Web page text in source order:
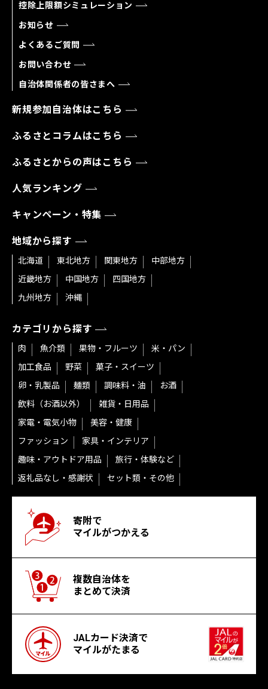
控除上限額シミュレーション
お知らせ
よくあるご質問
お問い合わせ
自治体関係者の皆さまへ
新規参加自治体はこちら
ふるさとコラムはこちら
ふるさとからの声はこちら
人気ランキング
キャンペーン・特集
地域から探す
北海道 東北地方 関東地方
中部地方
近畿地方
中国地方
四国地方
九州地方
沖縄
カテゴリから探す
肉 魚介類 果物・フルーツ
米・パン
加工食品
野菜
菓子・スイーツ
卵・乳製品
麺類 調味料・油
お酒
飲料（お酒以外）
雑貨・日用品
家電・電気小物
美容・健康
ファッション
家具・インテリア
趣味・アウトドア用品
旅行・体験など
返礼品なし・感謝状
セット類・その他
寄附で
マイルがつかえる
複数自治体を
まとめて決済
JALカード決済で
マイルがたまる